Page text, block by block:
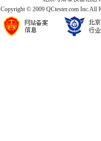
Copyright © 2009 QCtester.com Inc.All